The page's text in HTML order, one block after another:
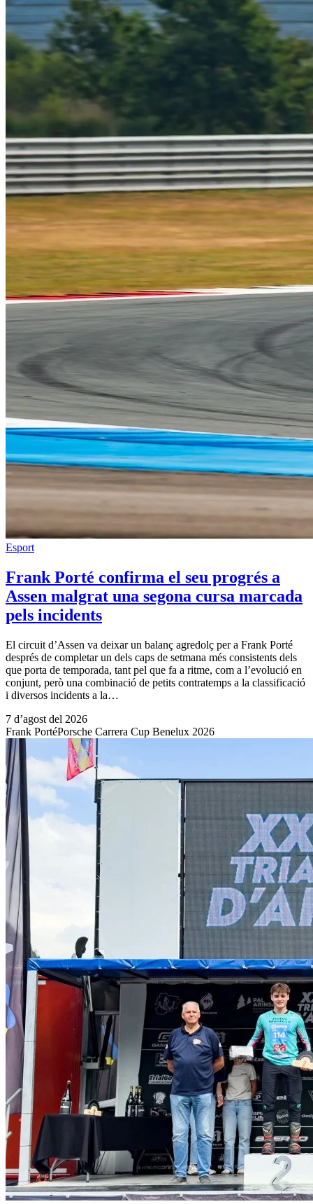
Esport
Frank Porté confirma el seu progrés a
Assen malgrat una segona cursa marcada
pels incidents
El circuit d’Assen va deixar un balanç agredolç per a Frank Porté
després de completar un dels caps de setmana més consistents dels
que porta de temporada, tant pel que fa a ritme, com a l’evolució en
conjunt, però una combinació de petits contratemps a la classificació
i diversos incidents a la…
7 d’agost del 2026
Frank PortéPorsche Carrera Cup Benelux 2026